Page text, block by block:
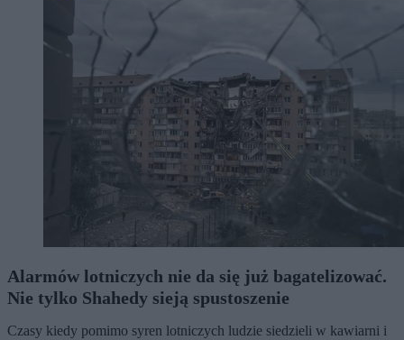
Alarmów lotniczych nie da się już bagatelizować.
Nie tylko Shahedy sieją spustoszenie
Czasy kiedy pomimo syren lotniczych ludzie siedzieli w kawiarni i